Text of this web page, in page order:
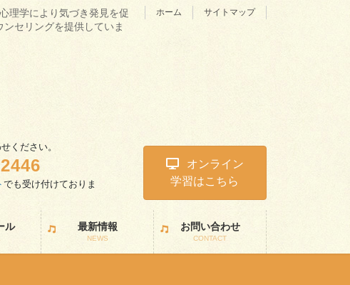
理学により気づき発見を促
セリングを提供していま
ホーム サイトマップ
ください。
でも受け付けておりま
オンライン
学習はこちら
ル 最新情報
NEWS
お問い合わせ
CONTACT